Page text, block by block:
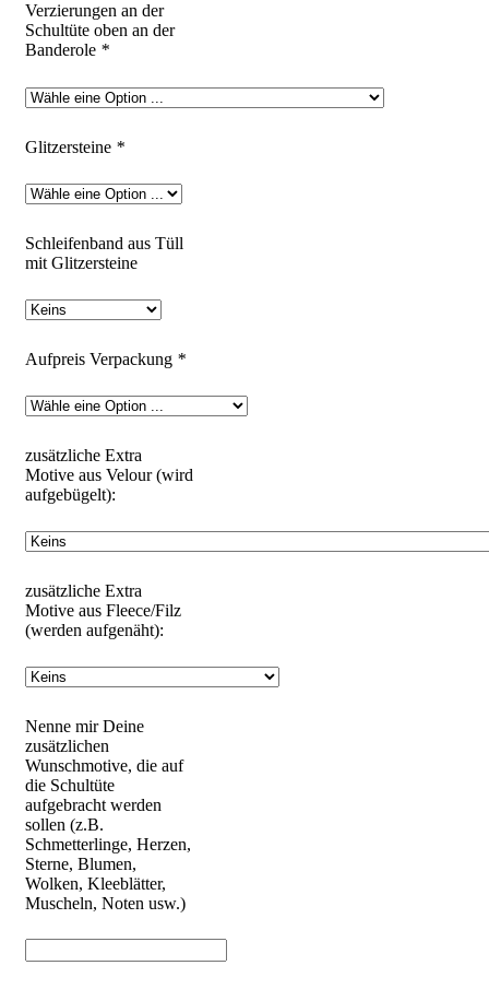
Verzierungen an der
Schultüte oben an der
Banderole *
Glitzersteine *
Schleifenband aus Tüll
mit Glitzersteine
Aufpreis Verpackung *
zusätzliche Extra
Motive aus Velour (wird
aufgebügelt):
zusätzliche Extra
Motive aus Fleece/Filz
(werden aufgenäht):
Nenne mir Deine
zusätzlichen
Wunschmotive, die auf
die Schultüte
aufgebracht werden
sollen (z.B.
Schmetterlinge, Herzen,
Sterne, Blumen,
Wolken, Kleeblätter,
Muscheln, Noten usw.)